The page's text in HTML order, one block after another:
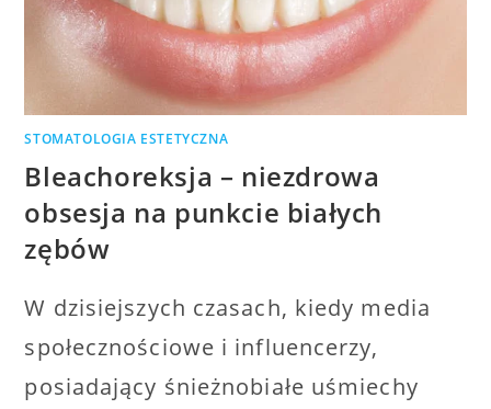
STOMATOLOGIA ESTETYCZNA
Bleachoreksja – niezdrowa
obsesja na punkcie białych
zębów
W dzisiejszych czasach, kiedy media
społecznościowe i influencerzy,
posiadający śnieżnobiałe uśmiechy